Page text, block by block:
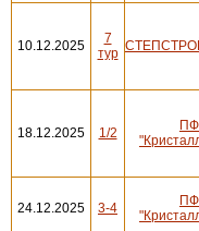
10.12.2025
7
тур
18.12.2025 1/2
24.12.2025 3-4